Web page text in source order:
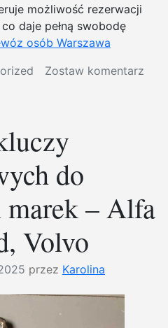
możliwość rezerwacji
daje pełną swobodę
osób Warszawa
Zostaw komentarz
do
marek – Alfa
Volvo
przez Karolina